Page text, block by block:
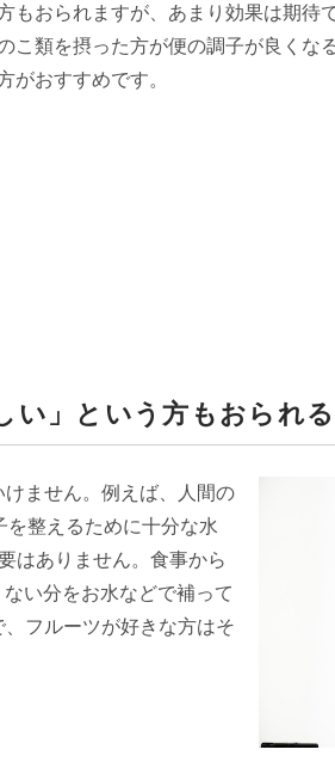
もおられますが、あまり効果は期待
こ類を摂った方が便の調子が良くな
がおすすめです。
い」という方もおられ
ません。例えば、人間の
整えるために十分な水
はありません。食事から
い分をお水などで補って
フルーツが好きな方はそ